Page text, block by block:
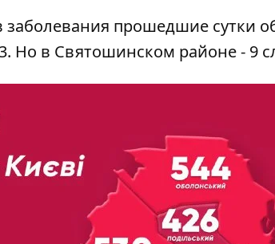
заболевания прошедшие сутки
Но в Святошинском районе - 9